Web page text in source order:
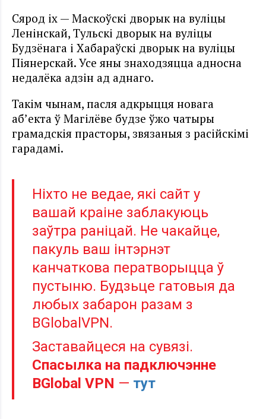
Сярод іх — Маскоўскі дворык на вуліцы
Ленінскай, Тульскі дворык на вуліцы
Будзёнага і Хабараўскі дворык на вуліцы
Піянерскай. Усе яны знаходзяцца адносна
недалёка адзін ад аднаго.
Такім чынам, пасля адкрыцця новага
аб’екта ў Магілёве будзе ўжо чатыры
грамадскія прасторы, звязаныя з расійскімі
гарадамі.
Ніхто не ведае, які сайт у
вашай краіне заблакуюць
заўтра раніцай. Не чакайце,
пакуль ваш інтэрнэт
канчаткова ператворыцца ў
пустыню. Будзьце гатовыя да
любых забарон разам з
BGlobalVPN.
Заставайцеся на сувязі.
Спасылка на падключэнне
BGlobal VPN — тут